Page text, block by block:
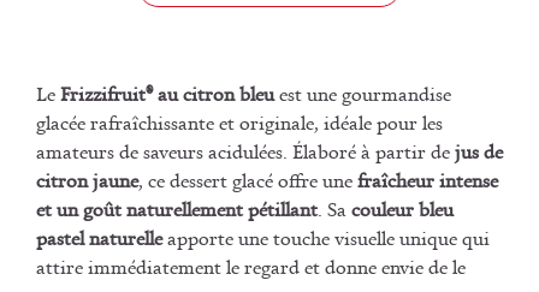
LeFrizzifruit® au citron bleuest une gourmandise
glacée rafraîchissante et originale, idéale pour les
amateurs de saveurs acidulées. Élaboré à partir dejus de
citron jaune, ce dessert glacé offre unefraîcheur intense
et un goût naturellement pétillant. Sacouleur bleu
pastel naturelleapporte une touche visuelle unique qui
attire immédiatement le regard et donne envie de le